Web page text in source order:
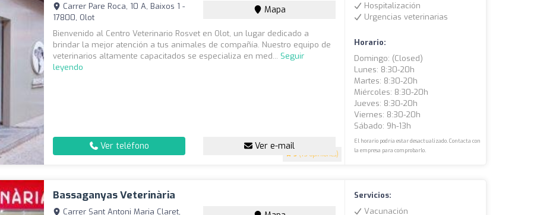
5 (73 opiniones)
Carrer Pare Roca, 10 A, Baixos 1 -
17800, Olot
Mapa
Bienvenido al Centro Veterinario Rosvet en Olot, un lugar dedicado a
brindar la mejor atención a tus animales de compañía. Nuestro equipo de
veterinarios altamente capacitados se especializa en med... Seguir
leyendo
Ver teléfono Ver e-mail
Hospitalización
Urgencias veterinarias
Horario:
Domingo: (closed)
Lunes: 8:30-20h
Martes: 8:30-20h
Miércoles: 8:30-20h
Jueves: 8:30-20h
Viernes: 8:30-20h
Sábado: 9h-13h
El horario podría estar desactualizado. Contacta con
la empresa para comprobarlo.
Bassaganyas Veterinària
Carrer Sant Antoni Maria Claret,
Servicios:
Vacunación